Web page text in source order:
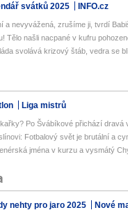
svátků 2025 INFO.cz
a nevyvážená, zrušíme ji, tvrdí
Tělo našli nacpané v kufru
svolává krizový štáb, vedra se
Liga mistrů
Po Švábíkové přichází dravá
Fotbalový svět je brutální a
jména v kurzu a vysmátý
nehty pro jaro 2025 Nové